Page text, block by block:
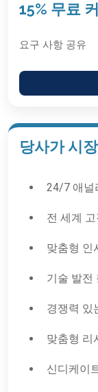
15% 무료
요구 사항 공유
당사가 시
24/7 애널
전 세계
맞춤형 인
기술 발전
경쟁력 있
맞춤형 리
신디케이